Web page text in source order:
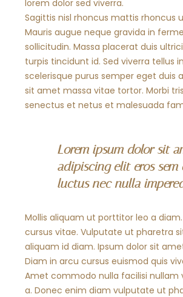
lorem dolor sed viverra.
Sagittis nisl rhoncus mattis rhoncus
Mauris augue neque gravida in
sollicitudin. Massa placerat duis
turpis tincidunt id. Sed viverra tellus
scelerisque purus semper eget duis
sit amet massa vitae tortor. Morbi
senectus et netus et malesuada
Lorem ipsum dolor sit
adipiscing elit eros sem
luctus nec nulla
Mollis aliquam ut porttitor leo a
cursus vitae. Vulputate ut pharetra
aliquam id diam. Ipsum dolor sit
Diam in arcu cursus euismod quis
Amet commodo nulla facilisi nullam
a. Donec enim diam vulputate ut